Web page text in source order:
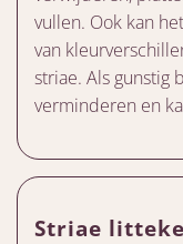
vullen. Ook kan
van
striae. Als gunstig
verminderen en
Striae